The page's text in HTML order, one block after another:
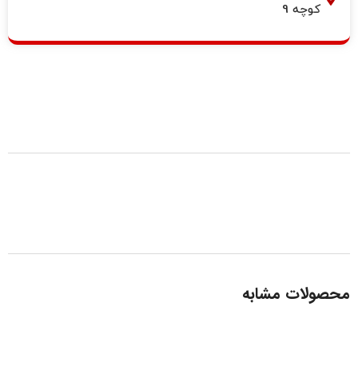
کوچه 9
محصولات مشابه